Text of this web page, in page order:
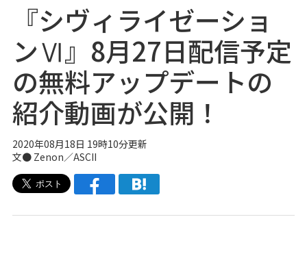
『シヴィライゼーショ
ンⅥ』8月27日配信予定
の無料アップデートの
紹介動画が公開！
2020年08月18日 19時10分更新
文● Zenon／ASCII